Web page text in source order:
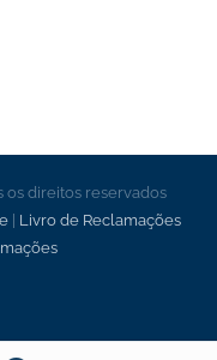
os direitos reservados
| Livro de Reclamações